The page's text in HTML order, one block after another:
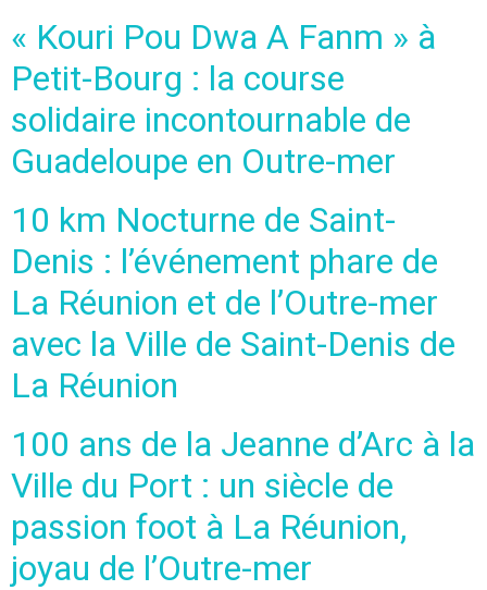
« Kouri Pou Dwa A Fanm » à
Petit-Bourg : la course
solidaire incontournable de
Guadeloupe en Outre-mer
10 km Nocturne de Saint-
Denis : l’événement phare de
La Réunion et de l’Outre-mer
avec la Ville de Saint-Denis de
La Réunion
100 ans de la Jeanne d’Arc à la
Ville du Port : un siècle de
passion foot à La Réunion,
joyau de l’Outre-mer